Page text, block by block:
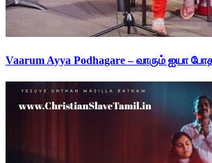
Vaarum Ayya Podhagare – வாரும் ஐயா